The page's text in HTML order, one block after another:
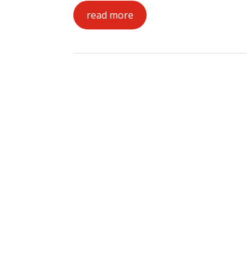
read more